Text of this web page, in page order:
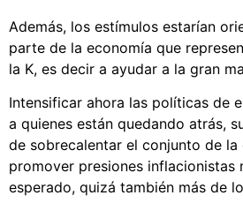
Además, los estímulos estarían
parte de la economía que
la K, es decir a ayudar a la gran
Intensificar ahora las políticas de
a quienes están quedando atrás,
de sobrecalentar el conjunto de la
promover presiones inflacionistas
esperado, quizá también más de